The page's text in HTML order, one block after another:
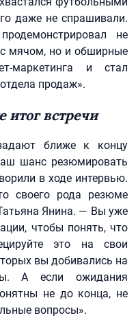
даже не спрашивали.
не
мячом, но и обширные
маркетинга и стал
продаж».
встречи
ближе к концу
шанс резюмировать
в ходе интервью.
своего рода резюме
Янина. — Вы уже
чтобы понять, что
это на свои
вы добивались на
А если ожидания
не до конца, не
вопросы».